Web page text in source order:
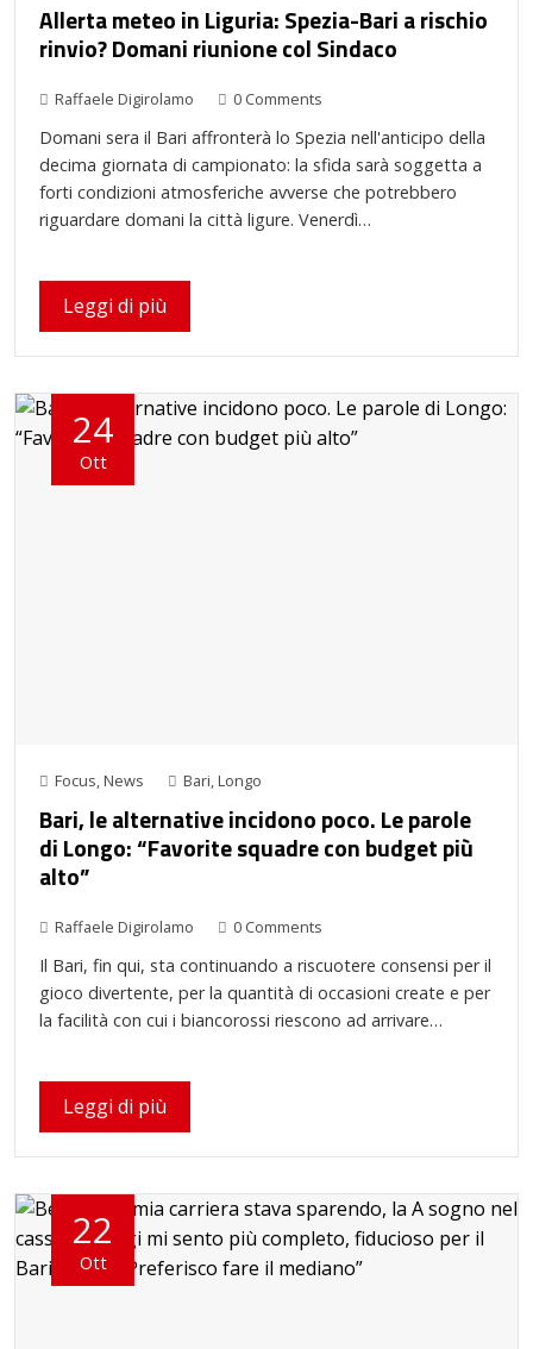
Allerta meteo in Liguria: Spezia-Bari a rischio
rinvio? Domani riunione col Sindaco
Raffaele Digirolamo 0 Comments
Domani sera il Bari affronterà lo Spezia nell'anticipo della
decima giornata di campionato: la sfida sarà soggetta a
forti condizioni atmosferiche avverse che potrebbero
riguardare domani la città ligure. Venerdì…
Leggi di più
24
Ott
Focus, News Bari, Longo
Bari, le alternative incidono poco. Le parole
di Longo: “Favorite squadre con budget più
alto”
Raffaele Digirolamo 0 Comments
Il Bari, fin qui, sta continuando a riscuotere consensi per il
gioco divertente, per la quantità di occasioni create e per
la facilità con cui i biancorossi riescono ad arrivare…
Leggi di più
22
Ott